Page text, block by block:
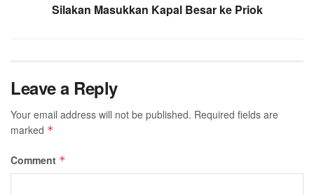
Silakan Masukkan Kapal Besar ke Priok
Leave a Reply
Your email address will not be published. Required fields are
marked *
Comment *